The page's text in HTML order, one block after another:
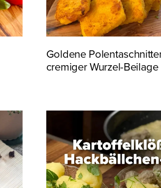
Goldene
cremiger Wurzel-Beilage